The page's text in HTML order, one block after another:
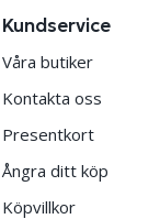
Kundservice
Våra butiker
Kontakta oss
Presentkort
Ångra ditt köp
Köpvillkor